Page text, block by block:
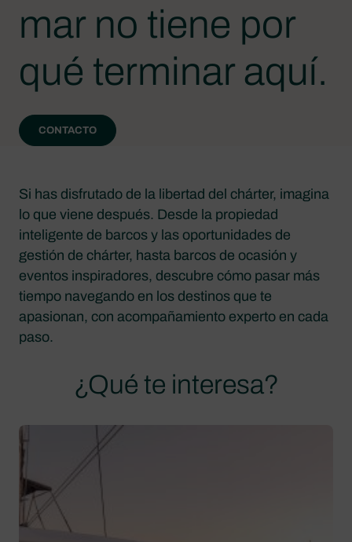
mar no tiene por
qué terminar aquí.
CONTACTO
Si has disfrutado de la libertad del chárter, imagina
lo que viene después. Desde la propiedad
inteligente de barcos y las oportunidades de
gestión de chárter, hasta barcos de ocasión y
eventos inspiradores, descubre cómo pasar más
tiempo navegando en los destinos que te
apasionan, con acompañamiento experto en cada
paso.
¿Qué te interesa?